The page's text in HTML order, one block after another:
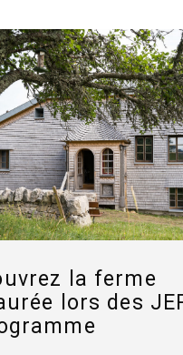
la ferme
lors des